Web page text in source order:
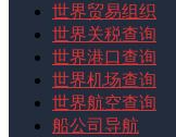
世界贸易组织
世界关税查询
世界港口查询
世界机场查询
世界航空查询
船公司导航